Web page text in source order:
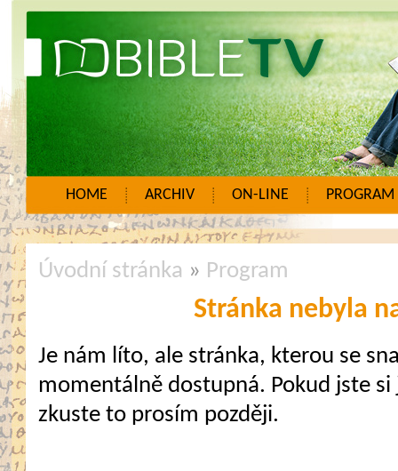
HOME ARCHIV ON-LINE PROGRAM
Úvodní stránka » Program
Stránka nebyla
Je nám líto, ale stránka, kterou se
momentálně dostupná. Pokud jste
zkuste to prosím později.